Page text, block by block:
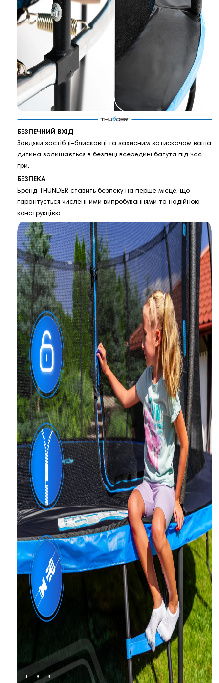
БЕЗПЕЧНИЙ ВХІД
Завдяки застібці-блискавці та захисним затискачам ваша
дитина залишається в безпеці всередині батута під час
гри.
БЕЗПЕКА
Бренд THUNDER ставить безпеку на перше місце, що
гарантується численними випробуваннями та надійною
конструкцією.